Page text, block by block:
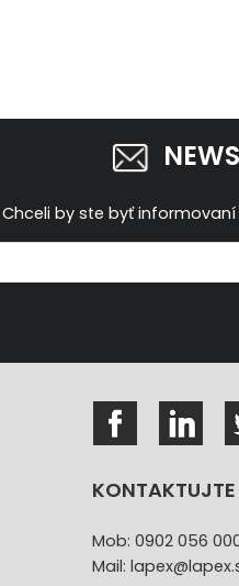
Chceli by ste byť
KONTAKTUJTE
Mob: 0902 056
Mail: